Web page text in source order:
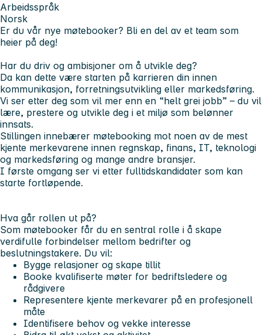
Arbeidsspråk
Norsk
Er du vår nye møtebooker? Bli en del av et team som
heier på deg!
Har du driv og ambisjoner om å utvikle deg?
Da kan dette være starten på karrieren din innen
kommunikasjon, forretningsutvikling eller markedsføring.
Vi ser etter deg som vil mer enn en “helt grei jobb” – du vil
lære, prestere og utvikle deg i et miljø som belønner
innsats.
Stillingen innebærer møtebooking mot noen av de mest
kjente merkevarene innen regnskap, finans, IT, teknologi
og markedsføring og mange andre bransjer.
I første omgang ser vi etter fulltidskandidater som kan
starte fortløpende.
Hva går rollen ut på?
Som møtebooker får du en sentral rolle i å skape
verdifulle forbindelser mellom bedrifter og
beslutningstakere. Du vil:
Bygge relasjoner og skape tillit
Booke kvalifiserte møter for bedriftsledere og
rådgivere
Representere kjente merkevarer på en profesjonell
måte
Identifisere behov og vekke interesse